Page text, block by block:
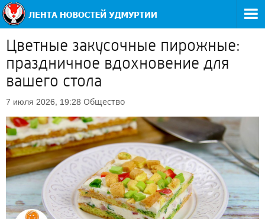
Цветные закусочные пирожные:
праздничное вдохновение для
вашего стола
7 июля 2026, 19:28 Общество